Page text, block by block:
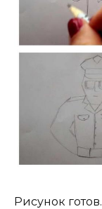
Рисунок готов.